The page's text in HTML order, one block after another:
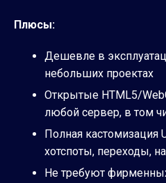
Плюсы:
Дешевле в
небольших проектах
Открытые HTML5/
любой сервер, в том
Полная кастомизация
хотспоты, переходы,
Не требуют